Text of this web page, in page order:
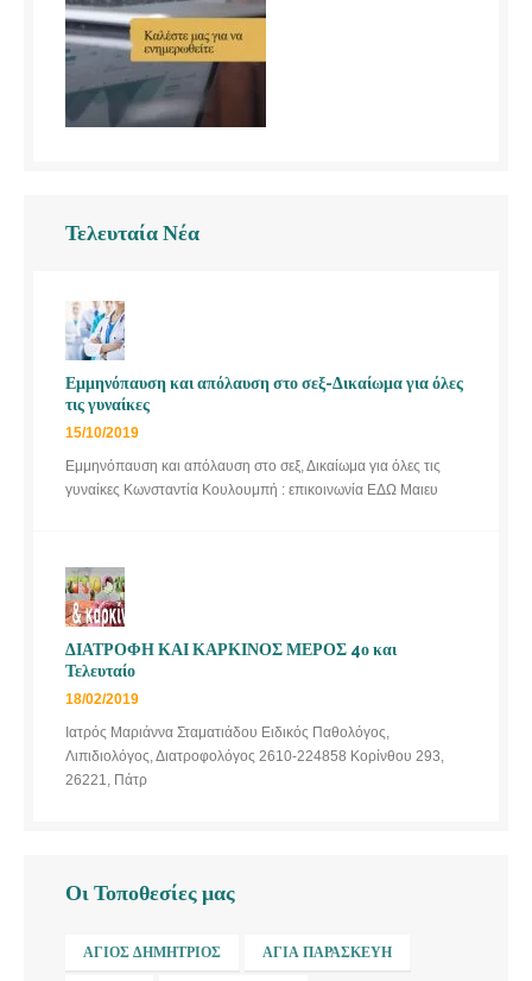
Τελευταία Νέα
Εμμηνόπαυση και απόλαυση στο σεξ-Δικαίωμα για όλες
τις γυναίκες
15/10/2019
Εμμηνόπαυση και απόλαυση στο σεξ, Δικαίωμα για όλες τις
γυναίκες Κωνσταντία Κουλουμπή : επικοινωνία ΕΔΩ Μαιευ
ΔΙΑΤΡΟΦΗ ΚΑΙ ΚΑΡΚΙΝΟΣ ΜΕΡΟΣ 4ο και
Τελευταίο
18/02/2019
Ιατρός Μαριάννα Σταματιάδου Ειδικός Παθολόγος,
Λιπιδιολόγος, Διατροφολόγος 2610-224858 Κορίνθου 293,
26221, Πάτρ
Οι Τοποθεσίες μας
ΆΓΙΟΣ ΔΗΜΉΤΡΙΟΣ ΑΓΊΑ ΠΑΡΑΣΚΕΥΉ